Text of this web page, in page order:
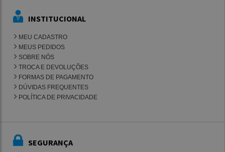
INSTITUCIONAL
MEU CADASTRO
MEUS PEDIDOS
SOBRE NÓS
TROCA E DEVOLUÇÕES
FORMAS DE PAGAMENTO
DÚVIDAS FREQUENTES
POLÍTICA DE PRIVACIDADE
SEGURANÇA